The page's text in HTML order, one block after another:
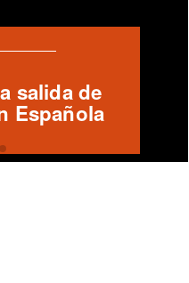
y bus